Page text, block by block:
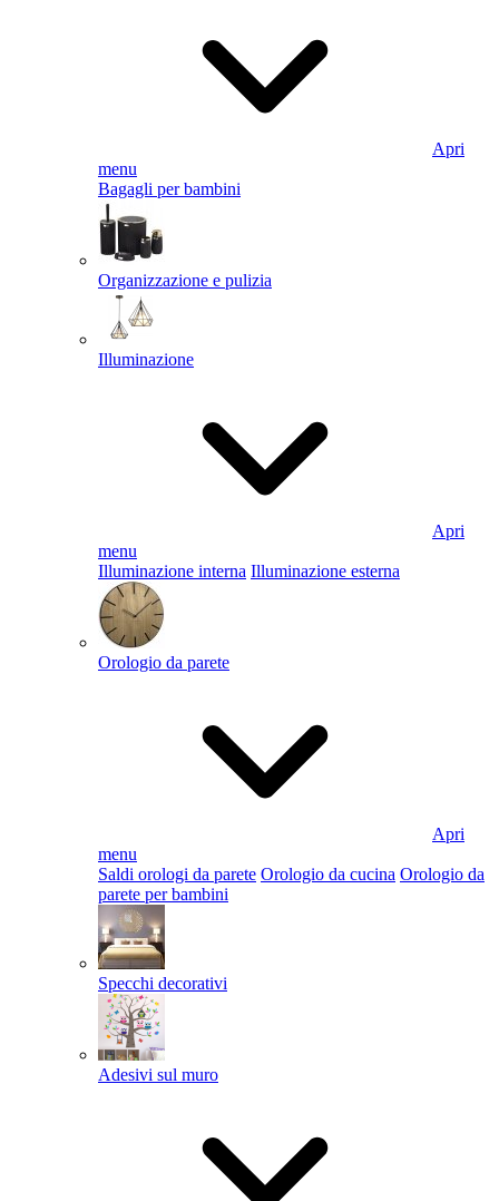
Apri
menu
Bagagli per bambini
Organizzazione e pulizia
Illuminazione
Apri
menu
Illuminazione interna Illuminazione esterna
Orologio da parete
Apri
menu
Saldi orologi da parete Orologio da cucina Orologio da
parete per bambini
Specchi decorativi
Adesivi sul muro